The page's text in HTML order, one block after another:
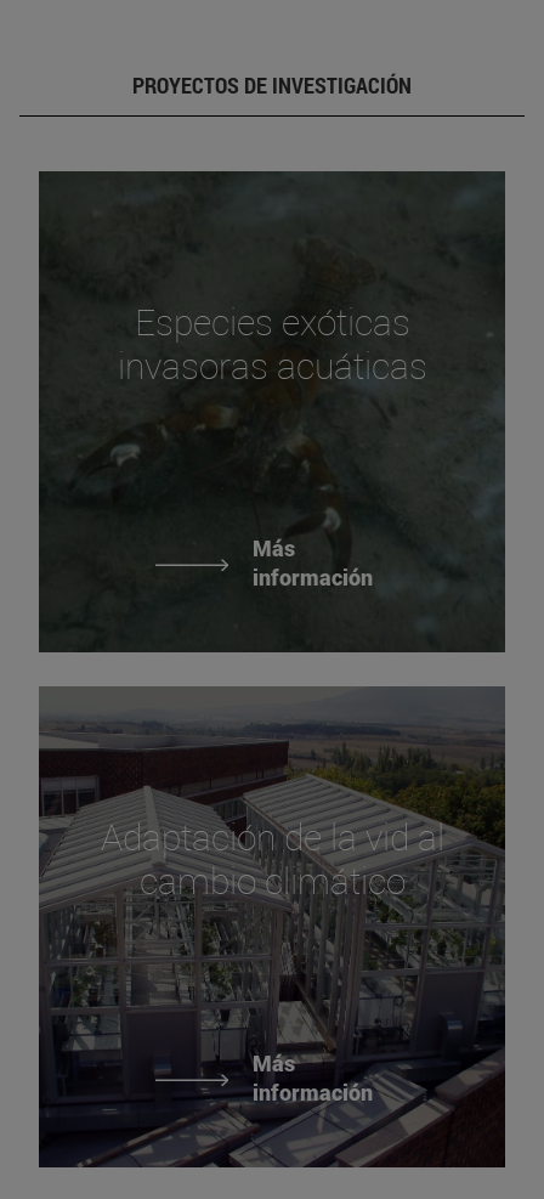
PROYECTOS DE INVESTIGACIÓN
Especies exóticas
invasoras acuáticas
Más
información
Adaptación de la vid al
cambio climático
Más
información